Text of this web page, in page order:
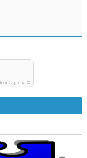
IconCaptcha ©